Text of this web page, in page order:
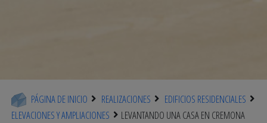
PÁGINA DE INICIO REALIZACIONES
EDIFICIOS RESIDENCIALES
ELEVACIONES Y AMPLIACIONES
LEVANTANDO UNA CASA EN CREMONA